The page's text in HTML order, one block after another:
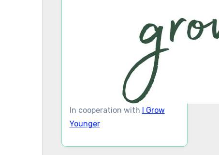
In cooperation with I Grow
Younger